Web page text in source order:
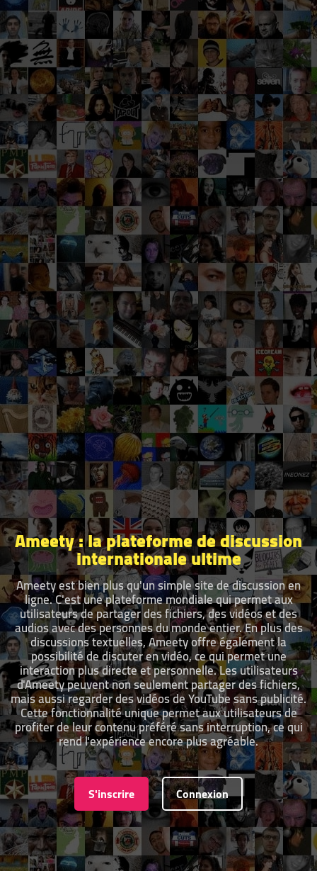
Ameety : la plateforme de discussion
internationale ultime
Ameety est bien plus qu'un simple site de discussion en
ligne. C'est une plateforme mondiale qui permet aux
utilisateurs de partager des fichiers, des vidéos et des
audios avec des personnes du monde entier. En plus des
discussions textuelles, Ameety offre également la
possibilité de discuter en vidéo, ce qui permet une
interaction plus directe et personnelle. Les utilisateurs
d'Ameety peuvent non seulement partager des fichiers,
mais aussi regarder des vidéos de YouTube sans publicité.
Cette fonctionnalité unique permet aux utilisateurs de
profiter de leur contenu préféré sans interruption, ce qui
rend l'expérience encore plus agréable.
S'inscrire Connexion